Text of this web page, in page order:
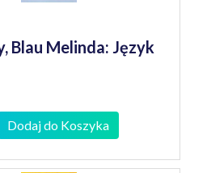
Blau Melinda: Język
Dodaj do Koszyka